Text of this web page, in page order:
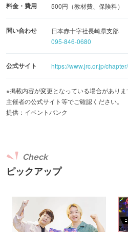
料金・費用 500円（教材費、保険料）
問い合わせ
日本赤十字社長崎県支部
095-846-0680
公式サイト https://www.jrc.or.jp/
※掲載内容が変更となっている場合があり
主催者の公式サイト等でご確認ください。
提供：イベントバンク
ピックアップ
Check